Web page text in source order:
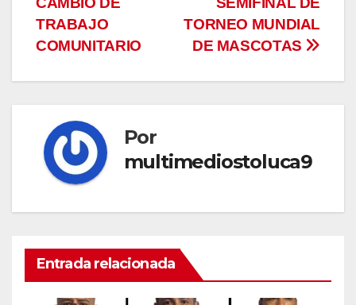
de
entradas
TORNEO MUNDIAL
DE MASCOTAS
TRABAJO
COMUNITARIO
Por
multimediostoluca9
Entrada relacionada